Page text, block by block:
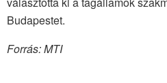
Budapestet.
Forrás: MTI